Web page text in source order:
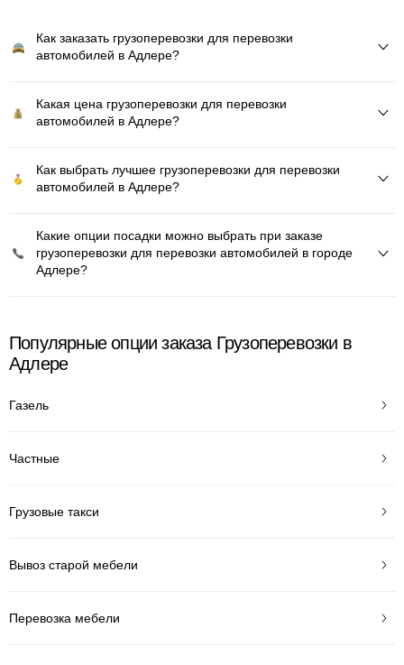
Как заказать грузоперевозки для перевозки
автомобилей в Адлере?
Какая цена грузоперевозки для перевозки
автомобилей в Адлере?
Как выбрать лучшее грузоперевозки для перевозки
автомобилей в Адлере?
Какие опции посадки можно выбрать при заказе
грузоперевозки для перевозки автомобилей в городе
Адлере?
Популярные опции заказа Грузоперевозки в
Адлере
Газель
Частные
Грузовые такси
Вывоз старой мебели
Перевозка мебели